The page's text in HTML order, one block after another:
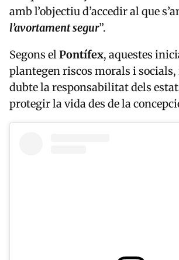
amb l’objectiu d’accedir al que
l’avortament segur”.
Segons elPontífex, aquestes
plantegen riscos morals i socials,
dubte la responsabilitat dels
protegir la vida des de la